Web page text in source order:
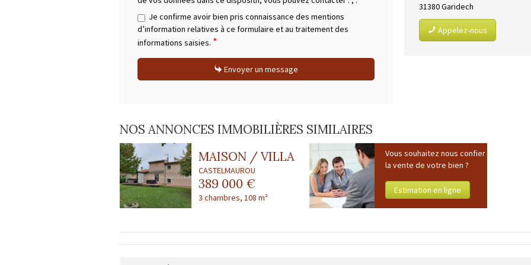
Je confirme avoir bien pris connaissance des mentions
d’information relatives à ce formulaire et au traitement des
informations saisies. *
Envoyer un message
31380Garidech
Appelez-nous
NOS ANNONCES IMMOBILIÈRES SIMILAIRES
MAISON / VILLA
CASTELMAUROU
389 000 €
3 chambres, 108 m²
Vous souhaitez nous confier
la vente de votre bien ?
Estimation en ligne